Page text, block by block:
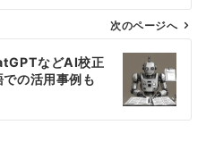
次のページへ
などAI校正
の活用事例も